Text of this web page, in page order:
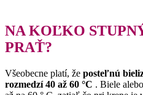
NA KOĽKO
PRAŤ?
Všeobecne platí, že posteľnú
rozmedzí 40 až 60 °C . Biele